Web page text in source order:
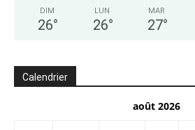
DIM
26°
LUN
26°
MAR
27°
Calendrier
août 2026